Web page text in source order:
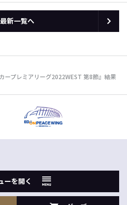
最新一覧へ
ープレミアリーグ2022WEST 第8節』結果
ーを開く